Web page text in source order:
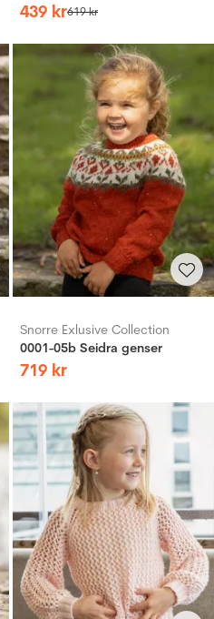
439 kr619kr
Snorre Exlusive Collection
0001-05b Seidra genser
719 kr